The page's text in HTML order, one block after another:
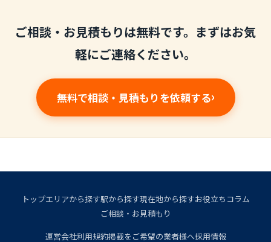
ご相談・お見積もりは無料です。まずはお気
軽にご連絡ください。
無料で相談・見積もりを依頼する
トップエリアから探す駅から探す現在地から探すお役立ちコラム
ご相談・お見積もり
運営会社利用規約掲載をご希望の業者様へ採用情報